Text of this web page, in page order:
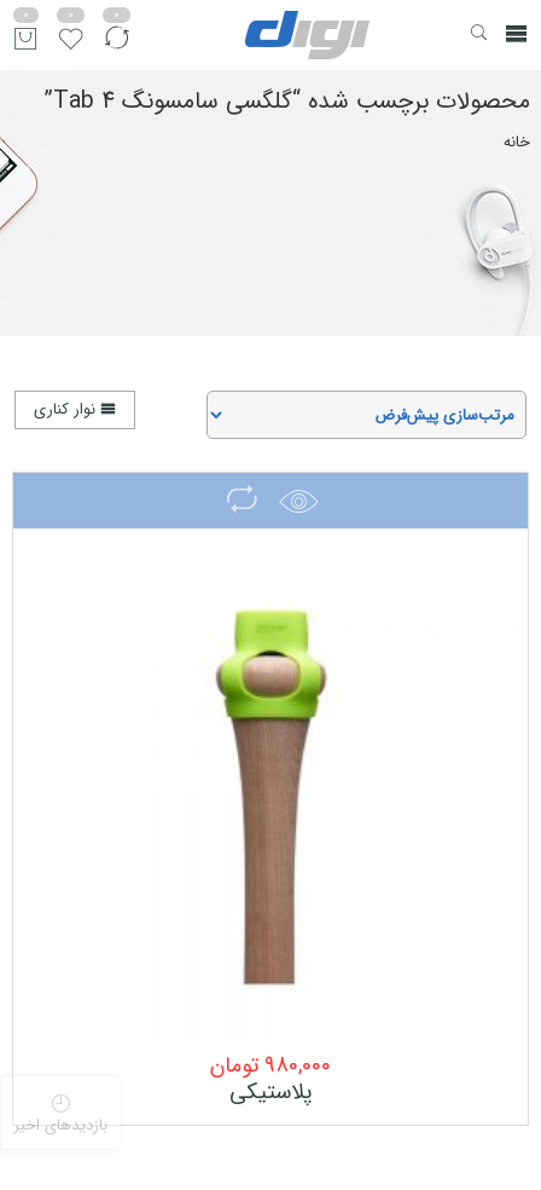
0
0
0
محصولات برچسب شده “گلگسی سامسونگ Tab 4”
خانه
نوار کناری
980,000 تومان
پلاستیکی
بازدیدهای اخیر